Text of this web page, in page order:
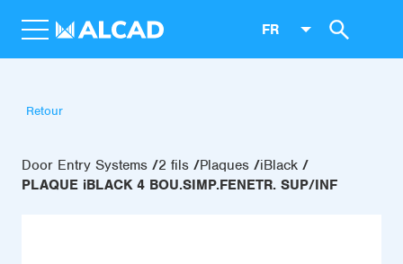
FR
Retour
Door Entry Systems 2 fils Plaques
iBlack
PLAQUE iBLACK 4 BOU.SIMP.FENETR. SUP/INF